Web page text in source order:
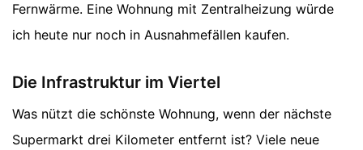
Fernwärme. Eine Wohnung mit Zentralheizung würde
ich heute nur noch in Ausnahmefällen kaufen.
Die Infrastruktur im Viertel
Was nützt die schönste Wohnung, wenn der nächste
Supermarkt drei Kilometer entfernt ist? Viele neue